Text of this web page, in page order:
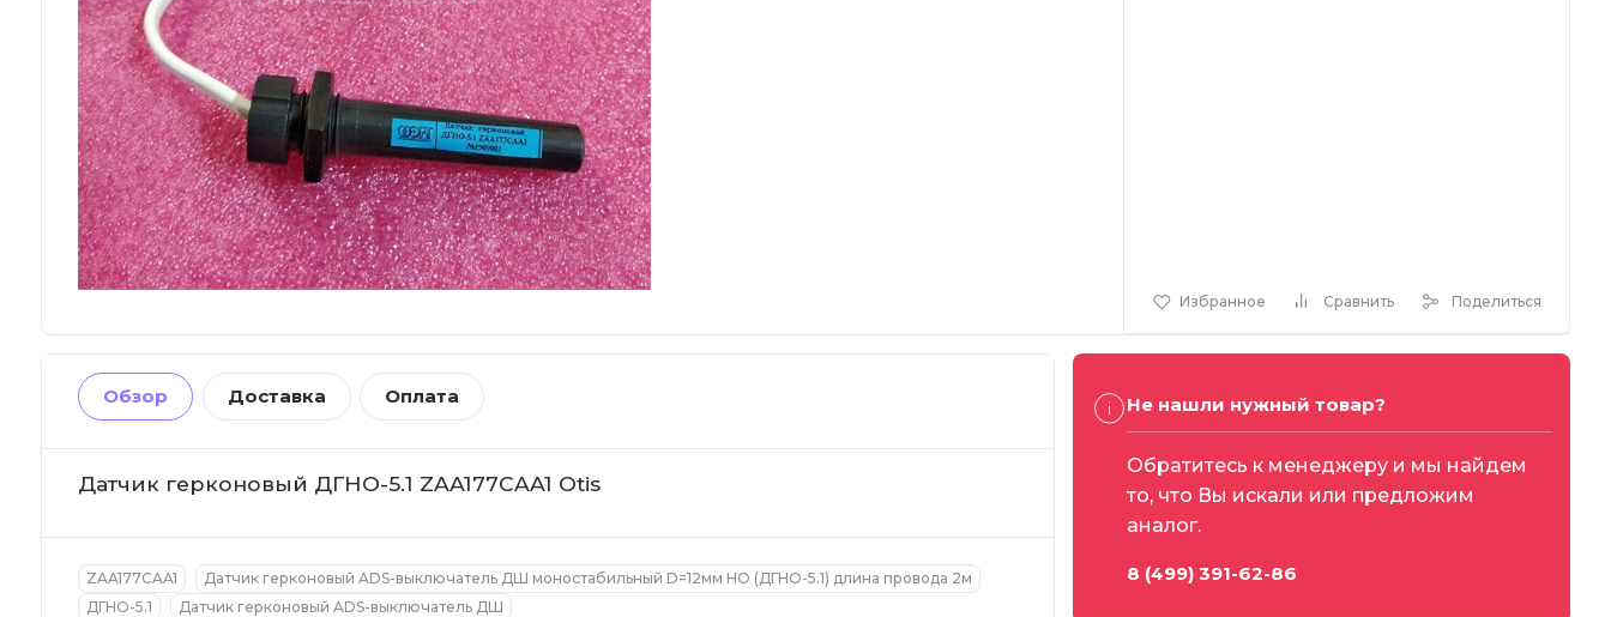
Избранное Сравнить Поделиться
Обзор Доставка Оплата
Датчик герконовый ДГНО-5.1 ZAA177CAA1 Otis
ZAA177CAA1
Датчик герконовый ADS-выключатель ДШ моностабильный D=12мм НО (ДГНО-5.1) длина провода 2м
ДГНО-5.1
Датчик герконовый ADS-выключатель ДШ
Не нашли нужный товар?
Обратитесь к менеджеру и мы найдем
то, что Вы искали или предложим
аналог.
8 (499) 391-62-86